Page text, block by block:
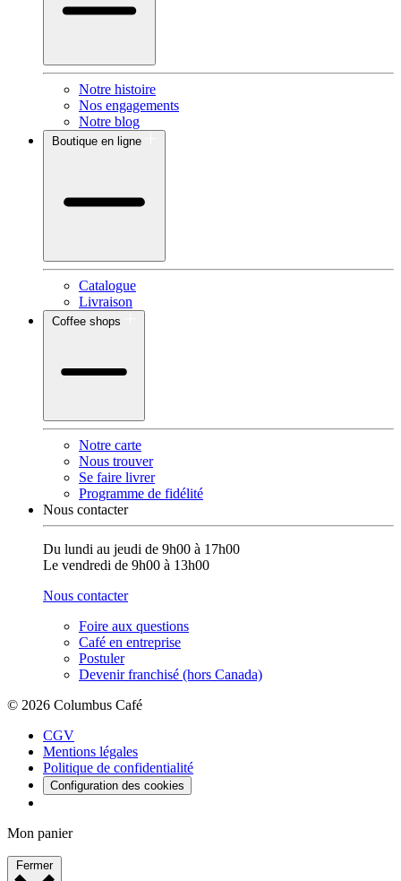
Notre histoire
Nos engagements
Notre blog
Boutique en ligne
Catalogue
Livraison
Coffee shops
Notre carte
Nous trouver
Se faire livrer
Programme de fidélité
Nous contacter
Du lundi au jeudi de 9h00 à 17h00
Le vendredi de 9h00 à 13h00
Nous contacter
Foire aux questions
Café en entreprise
Postuler
Devenir franchisé (hors Canada)
© 2026 Columbus Café
CGV
Mentions légales
Politique de confidentialité
Configuration des cookies
Mon panier
Fermer